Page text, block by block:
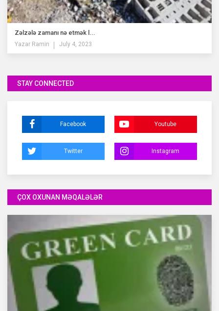
Zəlzələ zamanı nə etmək l...
Yazar Ramin July 4, 2023
STAY CONNECTED
Facebook Youtube
Twitter Instagram
ÇOX OXUNAN MƏQALƏLƏR